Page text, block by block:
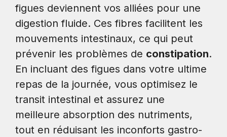
figues deviennent vos alliées pour une
digestion fluide. Ces fibres facilitent les
mouvements intestinaux, ce qui peut
prévenir les problèmes de constipation.
En incluant des figues dans votre ultime
repas de la journée, vous optimisez le
transit intestinal et assurez une
meilleure absorption des nutriments,
tout en réduisant les inconforts gastro-